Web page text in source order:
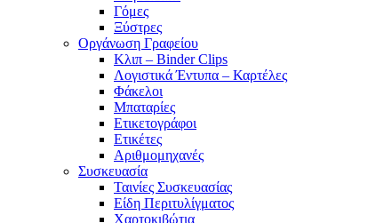
Γόμες
Ξύστρες
Οργάνωση Γραφείου
Κλιπ – Binder Clips
Λογιστικά Έντυπα – Καρτέλες
Φάκελοι
Μπαταρίες
Ετικετογράφοι
Ετικέτες
Αριθμομηχανές
Συσκευασία
Ταινίες Συσκευασίας
Είδη Περιτυλίγματος
Χαρτοκιβώτια